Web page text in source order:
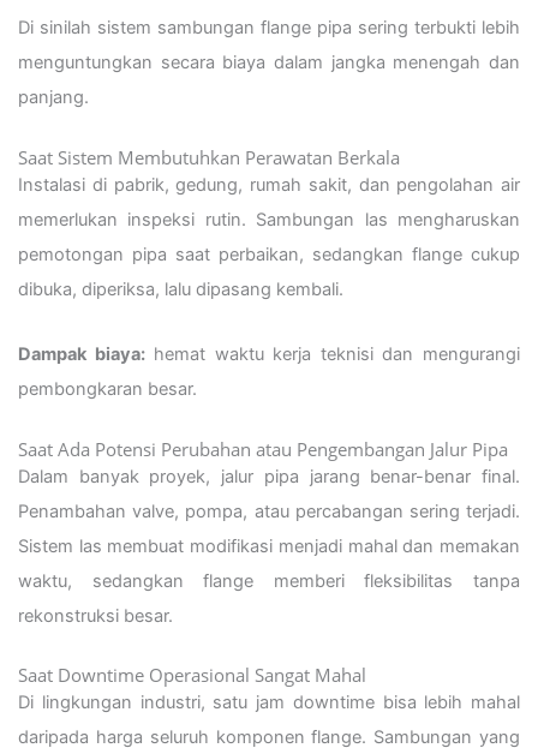
Di sinilah sistem sambungan flange pipa sering terbukti lebih
menguntungkan secara biaya dalam jangka menengah dan
panjang.
Saat Sistem Membutuhkan Perawatan Berkala
Instalasi di pabrik, gedung, rumah sakit, dan pengolahan air
memerlukan inspeksi rutin. Sambungan las mengharuskan
pemotongan pipa saat perbaikan, sedangkan flange cukup
dibuka, diperiksa, lalu dipasang kembali.
Dampak biaya:hemat waktu kerja teknisi dan mengurangi
pembongkaran besar.
Saat Ada Potensi Perubahan atau Pengembangan Jalur Pipa
Dalam banyak proyek, jalur pipa jarang benar-benar final.
Penambahan valve, pompa, atau percabangan sering terjadi.
Sistem las membuat modifikasi menjadi mahal dan memakan
waktu, sedangkan flange memberi fleksibilitas tanpa
rekonstruksi besar.
Saat Downtime Operasional Sangat Mahal
Di lingkungan industri, satu jam downtime bisa lebih mahal
daripada harga seluruh komponen flange. Sambungan yang